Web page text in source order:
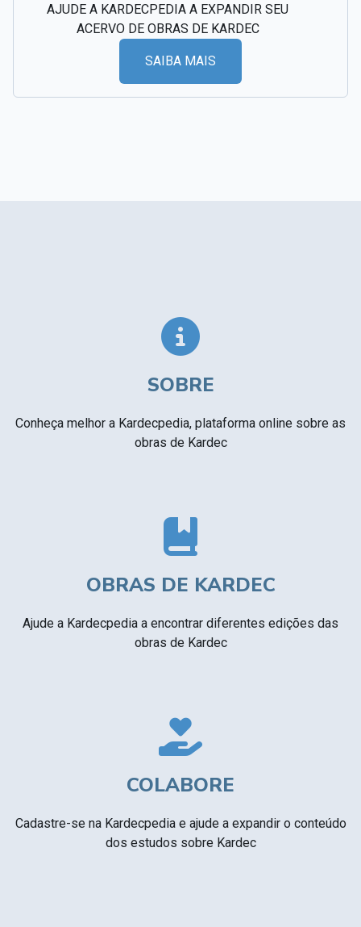
AJUDE A KARDECPEDIA A EXPANDIR SEU
ACERVO DE OBRAS DE KARDEC
SAIBA MAIS
SOBRE
Conheça melhor a Kardecpedia, plataforma online sobre as
obras de Kardec
OBRAS DE KARDEC
Ajude a Kardecpedia a encontrar diferentes edições das
obras de Kardec
COLABORE
Cadastre-se na Kardecpedia e ajude a expandir o conteúdo
dos estudos sobre Kardec